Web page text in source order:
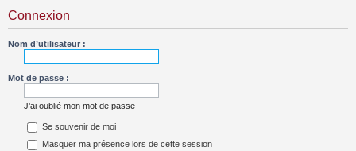
Connexion
Nom d’utilisateur :
Mot de passe :
J’ai oublié mon mot de passe
Se souvenir de moi
Masquer ma présence lors de cette session